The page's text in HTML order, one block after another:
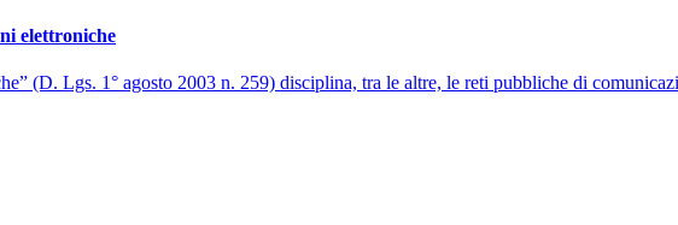
elettroniche
(D. Lgs. 1° agosto 2003 n. 259) disciplina, tra le altre, le reti pubbliche di